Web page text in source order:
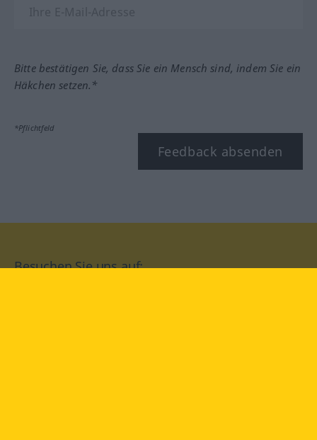
Bitte bestätigen Sie, dass Sie ein Mensch sind, indem Sie ein
Häkchen setzen.*
*Pflichtfeld
Feedback absenden
Besuchen Sie uns auf: